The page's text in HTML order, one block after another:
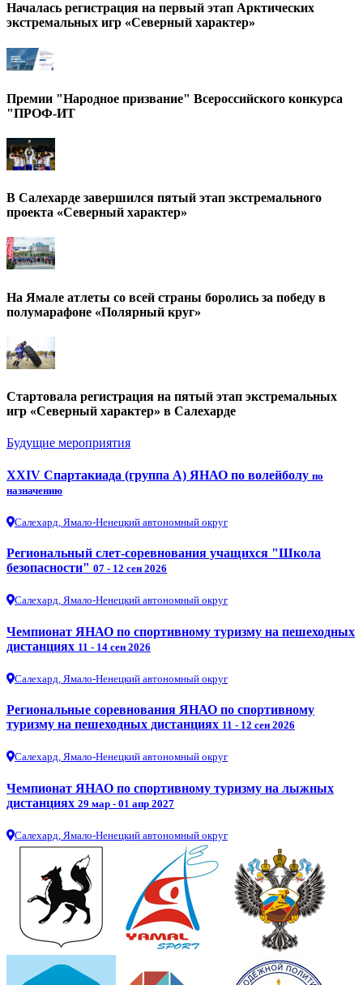
Началась регистрация на первый этап Арктических
экстремальных игр «Северный характер»
Премии "Народное призвание" Всероссийского конкурса
"ПРОФ-ИТ
В Салехарде завершился пятый этап экстремального
проекта «Северный характер»
На Ямале атлеты со всей страны боролись за победу в
полумарафоне «Полярный круг»
Стартовала регистрация на пятый этап экстремальных
игр «Северный характер» в Салехарде
Будущие мероприятия
XXIV Спартакиада (группа А) ЯНАО по волейболу по
назначению
Салехард, Ямало-Ненецкий автономный округ
Региональный слет-соревнования учащихся "Школа
безопасности" 07 - 12 сен 2026
Салехард, Ямало-Ненецкий автономный округ
Чемпионат ЯНАО по спортивному туризму на пешеходных
дистанциях 11 - 14 сен 2026
Салехард, Ямало-Ненецкий автономный округ
Региональные соревнования ЯНАО по спортивному
туризму на пешеходных дистанциях 11 - 12 сен 2026
Салехард, Ямало-Ненецкий автономный округ
Чемпионат ЯНАО по спортивному туризму на лыжных
дистанциях 29 мар - 01 апр 2027
Салехард, Ямало-Ненецкий автономный округ